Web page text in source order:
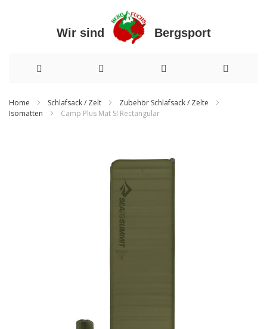
Wir sind Bergsport
zum
Home Schlafsack / Zelt
Zubehör Schlafsack / Zelte
Isomatten
Camp Plus Mat SI Rectangular